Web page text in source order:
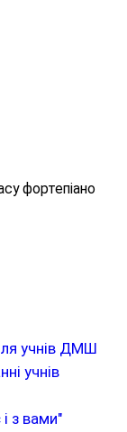
фортепіано
учнів ДМШ
учнів
з вами"